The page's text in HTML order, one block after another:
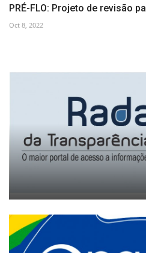
PRÉ-FLO: Projeto de revisão
Oct 8, 2022